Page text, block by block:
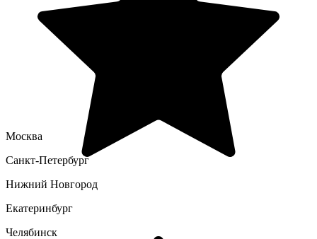
Москва
Санкт-Петербург
Нижний Новгород
Екатеринбург
Челябинск